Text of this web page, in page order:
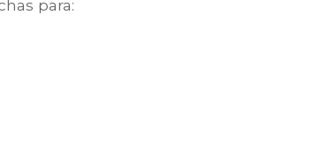
para: